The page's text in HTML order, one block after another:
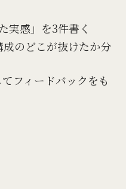
実感」を3件書く
のどこが抜けたか分
フィードバックをも